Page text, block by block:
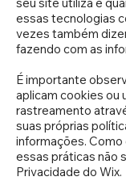
essas tecnologias
vezes também
fazendo com as
É importante
aplicam cookies ou
rastreamento
suas próprias
informações.
essas práticas não
Privacidade do Wix.